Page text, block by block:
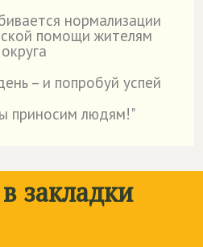
нормализации
помощи жителям
– и попробуй успей
приносим людям!"
закладки